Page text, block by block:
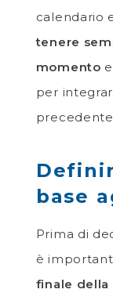
calendario
tenere
momento
per
base
Prima di
è
finale della